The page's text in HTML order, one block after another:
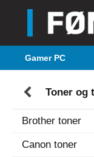
Gamer PC
Brother toner
Canon toner